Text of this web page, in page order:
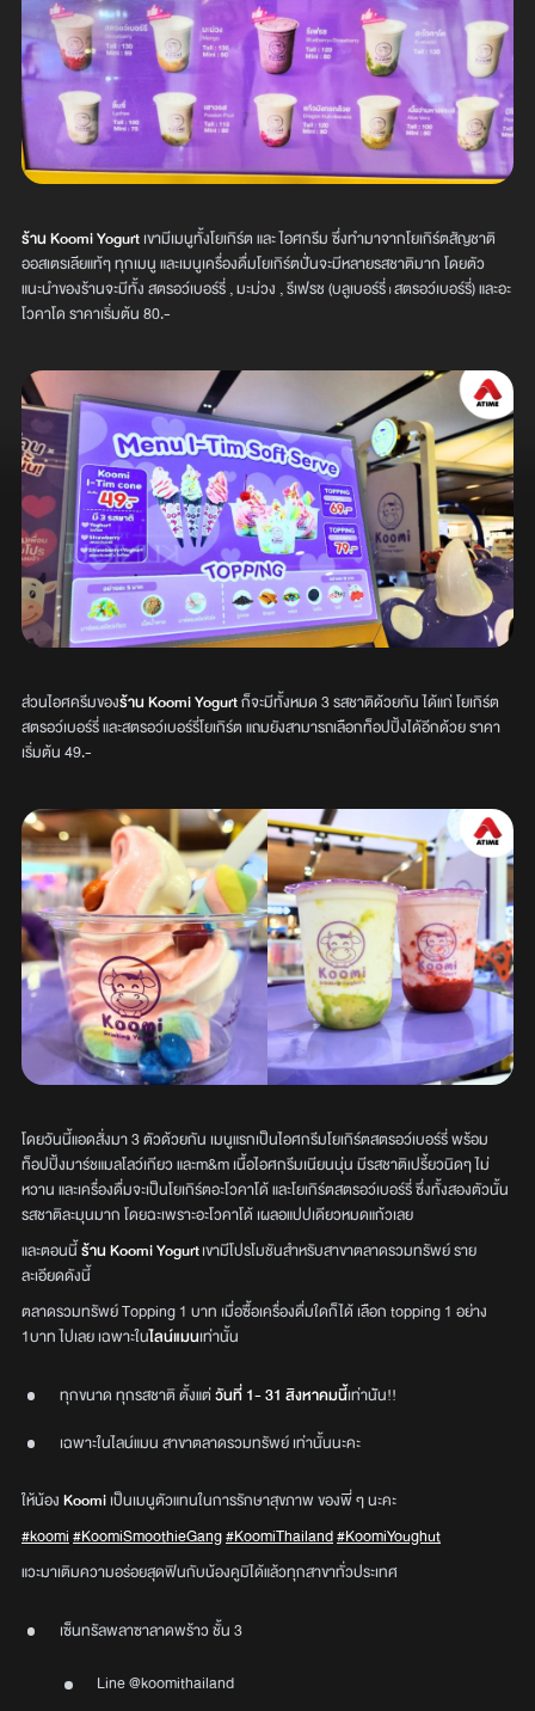
ร้าน Koomi Yogurtเขามีเมนูทั้งโยเกิร์ต และ ไอศกรีม ซึ่งทำมาจากโยเกิร์ตสัญชาติ
ออสเตรเลียแท้ๆ ทุกเมนู และเมนูเครื่องดื่มโยเกิร์ตปั่นจะมีหลายรสชาติมาก โดยตัว
แนะนำของร้านจะมีทั้ง สตรอว์เบอร์รี่ , มะม่วง , รีเฟรช (บลูเบอร์รี่+สตรอว์เบอร์รี่) และอะ
โวคาโด ราคาเริ่มต้น 80.-
ส่วนไอศครีมของร้าน Koomi Yogurtก็จะมีทั้งหมด 3 รสชาติด้วยกัน ได้แก่ โยเกิร์ต
สตรอว์เบอร์รี่ และสตรอว์เบอร์รี่โยเกิร์ต แถมยังสามารถเลือกท็อปปิ้งได้อีกด้วย ราคา
เริ่มต้น 49.-
โดยวันนี้แอดสั่งมา 3 ตัวด้วยกัน เมนูแรกเป็นไอศกรีมโยเกิร์ตสตรอว์เบอร์รี่ พร้อม
ท็อปปิ้งมาร์ชแมลโลว์เกียว และm&m เนื้อไอศกรีมเนียนนุ่น มีรสชาติเปรี้ยวนิดๆ ไม่
หวาน และเครื่องดื่มจะเป็นโยเกิร์ตอะโวคาโด้ และโยเกิร์ตสตรอว์เบอร์รี่ ซึ่งทั้งสองตัวนั้น
รสชาติละมุนมาก โดยฉะเพราะอะโวคาโด้ เผลอแปปเดียวหมดแก้วเลย
และตอนนี้ร้าน Koomi Yogurtเขามีโปรโมชันสำหรับสาขาตลาดรวมทรัพย์ ราย
ละเอียดดังนี้
ตลาดรวมทรัพย์ Topping 1 บาท เมื่อซื้อเครื่องดื่มใดก็ได้ เลือก topping 1 อย่าง
1บาท ไปเลย เฉพาะในไลน์แมนเท่านั้น
ทุกขนาด ทุกรสชาติ ตั้งแต่วันที่ 1- 31 สิงหาคมนี้เท่านััน!!
เฉพาะในไลน์แมน สาขาตลาดรวมทรัพย์ เท่านั้นนะคะ
ให้น้องKoomiเป็นเมนูตัวแทนในการรักษาสุขภาพ ของพี่ ๆ นะคะ
#koomi#KoomiSmoothieGang#KoomiThailand#KoomiYoughut
แวะมาเติมความอร่อยสุดฟินกับน้องคูมิได้แล้วทุกสาขาทั่วประเทศ
เซ็นทรัลพลาซาลาดพร้าว ชั้น 3
Line @koomithailand